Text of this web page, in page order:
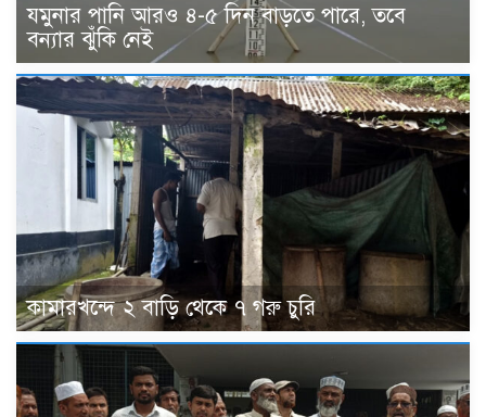
যমুনার পানি আরও ৪-৫ দিন বাড়তে পারে, তবে
বন্যার ঝুঁকি নেই
কামারখন্দে ২ বাড়ি থেকে ৭ গরু চুরি